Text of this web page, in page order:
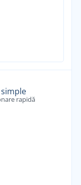
rapidă